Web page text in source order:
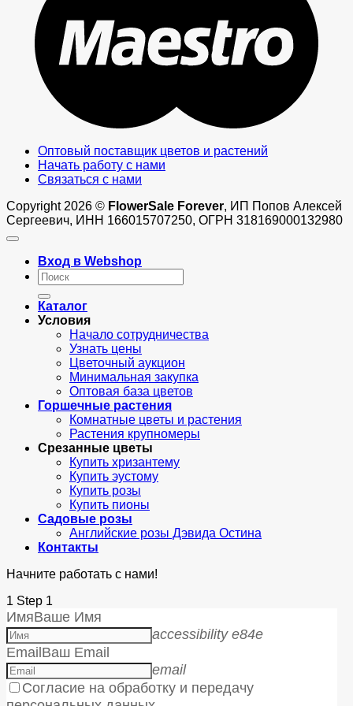
Оптовый поставщик цветов и растений
Начать работу с нами
Связаться с нами
Copyright 2026 © FlowerSale Forever, ИП Попов Алексей
Сергеевич, ИНН 166015707250, ОГРН 318169000132980
Вход в Webshop
Искать:
Каталог
Условия
Начало сотрудничества
Узнать цены
Цветочный аукцион
Минимальная закупка
Оптовая база цветов
Горшечные растения
Комнатные цветы и растения
Растения крупномеры
Срезанные цветы
Купить хризантему
Купить эустому
Купить розы
Купить пионы
Садовые розы
Английские розы Дэвида Остина
Контакты
Начните работать с нами!
1 Step 1
ИмяВаше Имя
accessibility e84e
EmailВаш Email
email
Согласие на обработку и передачу